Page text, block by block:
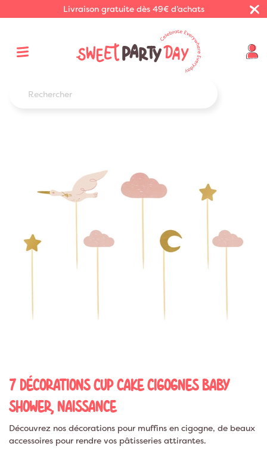
Livraison gratuite dès 49€ d’achats
7 DÉCORATIONS CUP CAKE CIGOGNES BABY
SHOWER, NAISSANCE
Découvrez nos décorations pour muffins en cigogne, de beaux
accessoires pour rendre vos pâtisseries attirantes.